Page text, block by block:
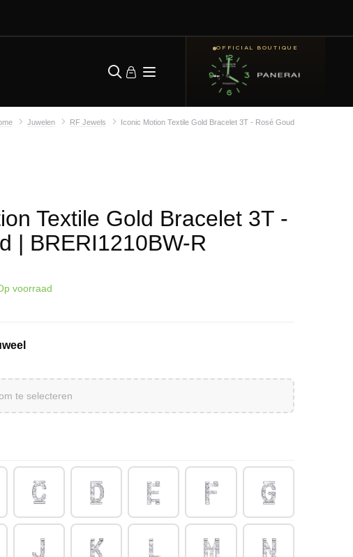
OFFICIAL BOUTIQUE
Juwelen RF Jewels Iconic Motion Textile Gold Bracelet 3T - Rosé Goud
Textile Gold Bracelet 3T -
| BRERI1210BW-R
voorraad